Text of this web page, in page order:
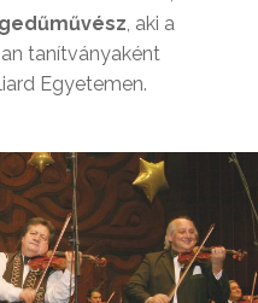
, aki a
tanítványaként
Egyetemen.